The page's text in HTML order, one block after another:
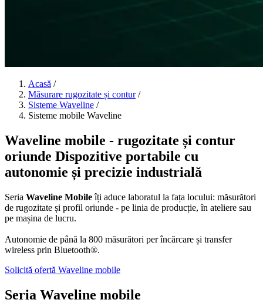
Acasă /
Măsurare rugozitate și contur /
Sisteme Waveline /
Sisteme mobile Waveline
Waveline mobile - rugozitate și contur
oriunde Dispozitive portabile cu
autonomie și precizie industrială
Seria Waveline Mobileîți aduce laboratul la fața locului: măsurători
de rugozitate și profil oriunde - pe linia de producție, în ateliere sau
pe mașina de lucru.
Autonomie de până la 800 măsurători per încărcare și transfer
wireless prin Bluetooth®.
Solicită ofertă Waveline mobile
Seria Waveline mobile